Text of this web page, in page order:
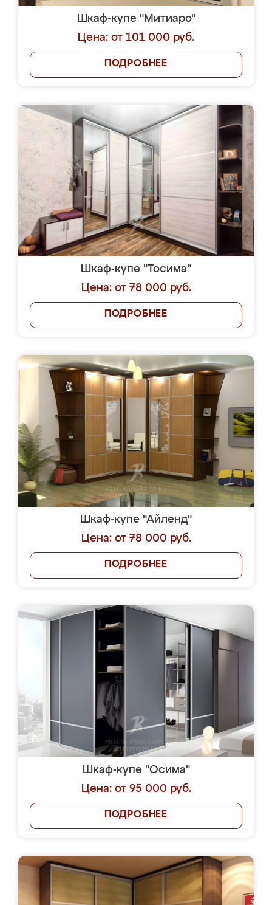
Шкаф-купе "Митиаро"
Цена: от 101 000 руб.
ПОДРОБНЕЕ
Шкаф-купе "Тосима"
Цена: от 78 000 руб.
ПОДРОБНЕЕ
Шкаф-купе "Айленд"
Цена: от 78 000 руб.
ПОДРОБНЕЕ
Шкаф-купе "Осима"
Цена: от 95 000 руб.
ПОДРОБНЕЕ